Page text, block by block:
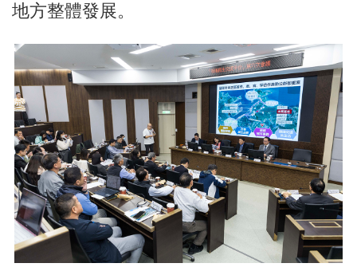
地方整體發展。